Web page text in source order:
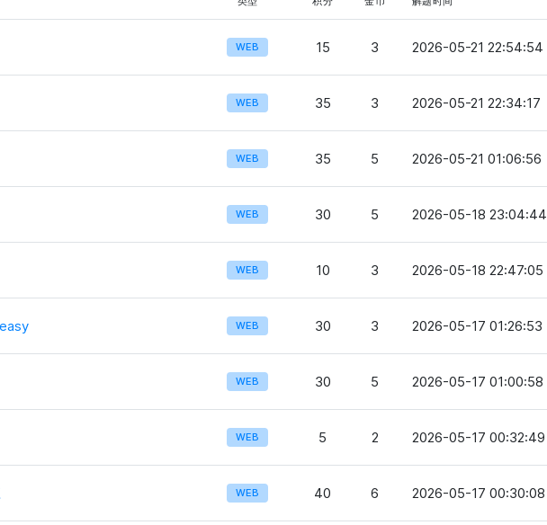
WEB 15 3 2026-05-21 22:54:54
WEB 35 3 2026-05-21 22:34:17
WEB 35 5 2026-05-21 01:06:56
WEB 30 5 2026-05-18 23:04:44
WEB 10 3 2026-05-18 22:47:05
WEB 30 3 2026-05-17 01:26:53
WEB 30 5 2026-05-17 01:00:58
WEB 5 2 2026-05-17 00:32:49
WEB 40 6 2026-05-17 00:30:08